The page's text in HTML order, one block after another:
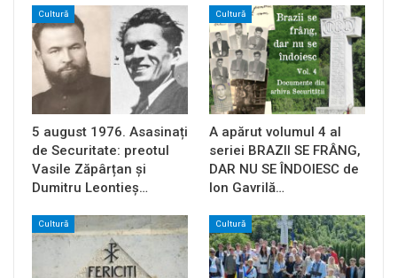
Cultură
5 august 1976. Asasinați
de Securitate: preotul
Vasile Zăpârțan și
Dumitru Leontieș…
Cultură
A apărut volumul 4 al
seriei BRAZII SE FRÂNG,
DAR NU SE ÎNDOIESC de
Ion Gavrilă…
Cultură Cultură